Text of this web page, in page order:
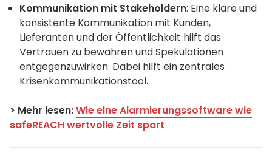
Kommunikation mit Stakeholdern: Eine klare und
konsistente Kommunikation mit Kunden,
Lieferanten und der Öffentlichkeit hilft das
Vertrauen zu bewahren und Spekulationen
entgegenzuwirken. Dabei hilft ein zentrales
Krisenkommunikationstool.
> Mehr lesen:Wie eine Alarmierungssoftware wie
safeREACH wertvolle Zeit spart